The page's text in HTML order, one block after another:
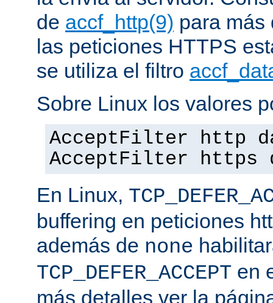
de accf_http(9) para más
las peticiones HTTPS
se utiliza el filtro
Sobre Linux los valores
AcceptFilter http
AcceptFilter https
En Linux,
buffering en peticiones
además de none
TCP_DEFER_ACCEPT en
más detalles ver la